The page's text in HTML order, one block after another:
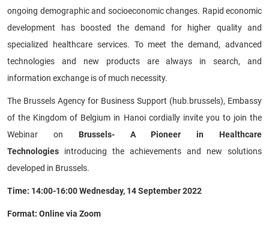
ongoing demographic and socioeconomic changes. Rapid economic
development has boosted the demand for higher quality and
specialized healthcare services. To meet the demand, advanced
technologies and new products are always in search, and
information exchange is of much necessity.
The Brussels Agency for Business Support (hub.brussels), Embassy
of the Kingdom of Belgium in Hanoi cordially invite you to join the
Webinar on Brussels- A Pioneer in Healthcare
Technologies introducing the achievements and new solutions
developed in Brussels.
Time: 14:00-16:00 Wednesday, 14 September 2022
Format: Online via Zoom